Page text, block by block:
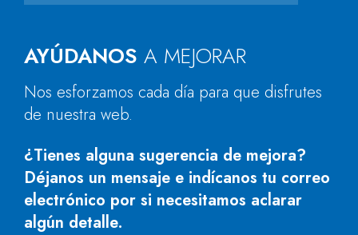
AYÚDANOS A MEJORAR
Nos esforzamos cada día para que disfrutes
de nuestra web.
¿Tienes alguna sugerencia de mejora?
Déjanos un mensaje e indícanos tu correo
electrónico por si necesitamos aclarar
algún detalle.